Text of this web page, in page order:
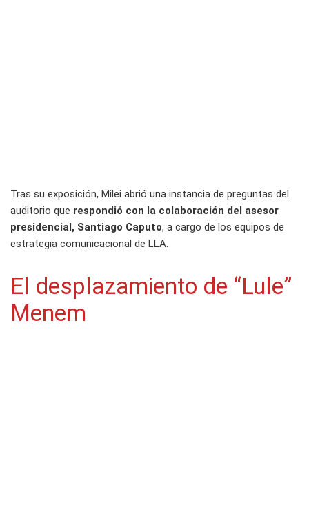
Tras su exposición, Milei abrió una instancia de preguntas del
auditorio que respondió con la colaboración del asesor
presidencial, Santiago Caputo, a cargo de los equipos de
estrategia comunicacional de LLA.
El desplazamiento de “Lule”
Menem